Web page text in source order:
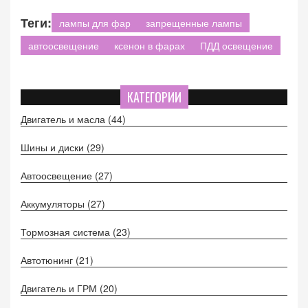
Теги: лампы для фар
запрещенные лампы
автоосвещение
ксенон в фарах ПДД освещение
КАТЕГОРИИ
Двигатель и масла (44)
Шины и диски (29)
Автоосвещение (27)
Аккумуляторы (27)
Тормозная система (23)
Автотюнинг (21)
Двигатель и ГРМ (20)